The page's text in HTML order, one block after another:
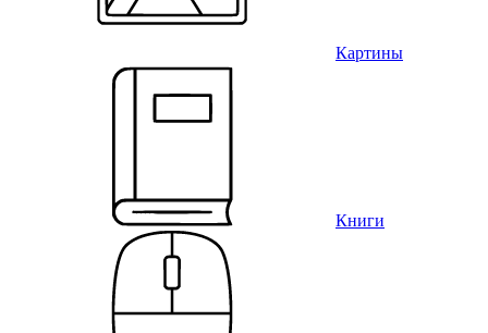
Картины
Книги